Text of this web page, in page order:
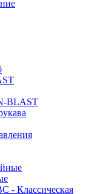
BLAST
- Классическая